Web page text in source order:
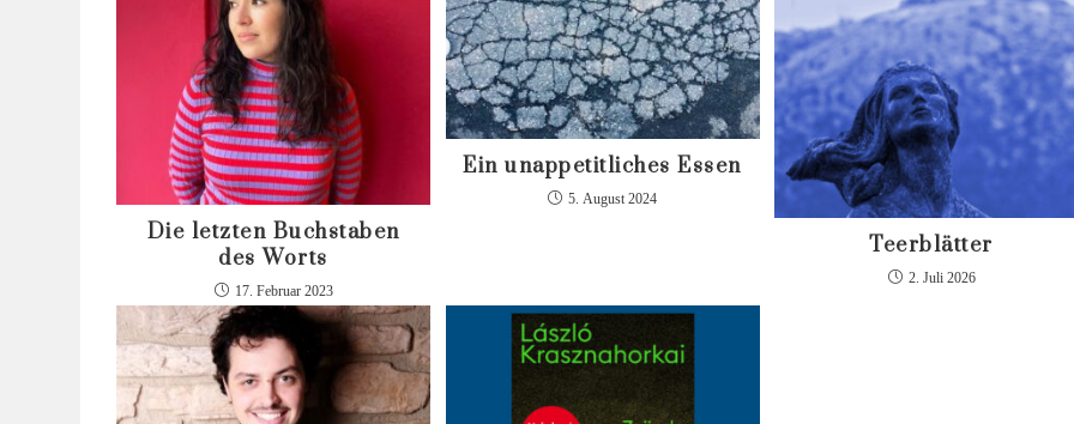
Die letzten Buchstaben
des Worts
17. Februar 2023
Ein unappetitliches Essen
5. August 2024
Teerblätter
2. Juli 2026